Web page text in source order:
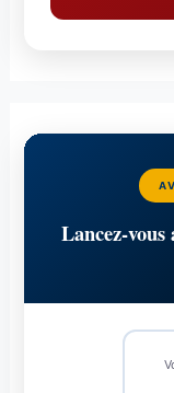
Lancez-